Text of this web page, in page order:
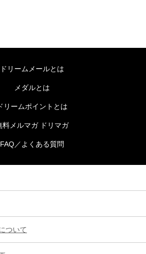
ドリームメールとは
メダルとは
リームポイントとは
料メルマガ ドリマガ
FAQ／よくある質問
ついて